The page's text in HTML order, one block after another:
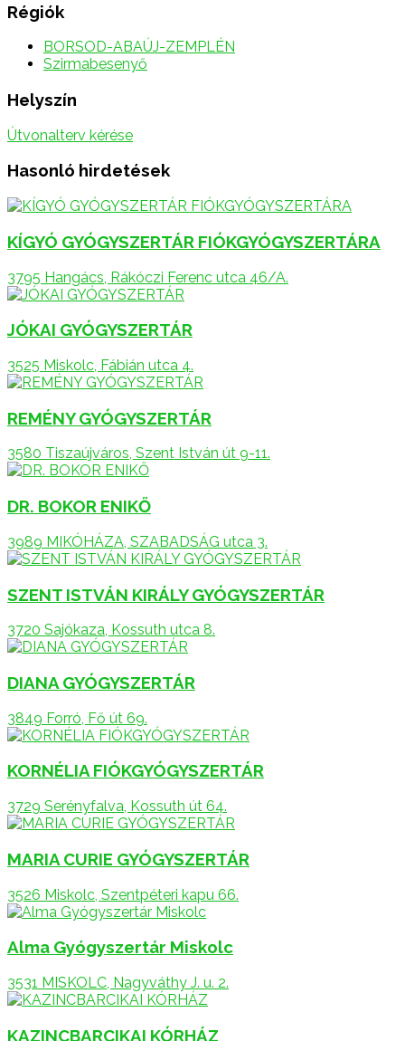
Régiók
BORSOD-ABAÚJ-ZEMPLÉN
Szirmabesenyő
Helyszín
Útvonalterv kérése
Hasonló hirdetések
KÍGYÓ GYÓGYSZERTÁR FIÓKGYÓGYSZERTÁRA
3795 Hangács, Rákóczi Ferenc utca 46/A.
JÓKAI GYÓGYSZERTÁR
3525 Miskolc, Fábián utca 4.
REMÉNY GYÓGYSZERTÁR
3580 Tiszaújváros, Szent István út 9-11.
DR. BOKOR ENIKŐ
3989 MIKÓHÁZA, SZABADSÁG utca 3.
SZENT ISTVÁN KIRÁLY GYÓGYSZERTÁR
3720 Sajókaza, Kossuth utca 8.
DIANA GYÓGYSZERTÁR
3849 Forró, Fő út 69.
KORNÉLIA FIÓKGYÓGYSZERTÁR
3729 Serényfalva, Kossuth út 64.
MARIA CURIE GYÓGYSZERTÁR
3526 Miskolc, Szentpéteri kapu 66.
Alma Gyógyszertár Miskolc
3531 MISKOLC, Nagyváthy J. u. 2.
KAZINCBARCIKAI KÓRHÁZ